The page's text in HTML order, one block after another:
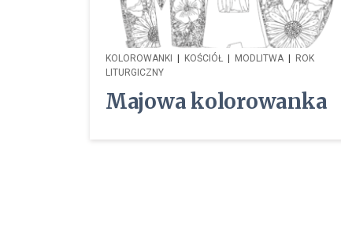
KOLOROWANKI | KOŚCIÓŁ | MODLITWA | ROK
LITURGICZNY
Majowa kolorowanka